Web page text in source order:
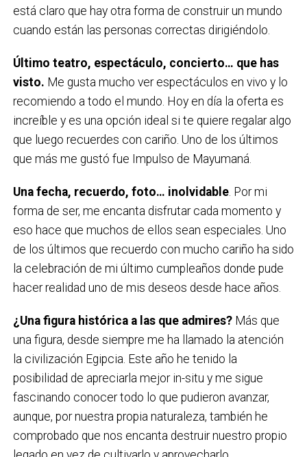
está claro que hay otra forma de construir un mundo
cuando están las personas correctas dirigiéndolo.
Último teatro, espectáculo, concierto… que has
visto. Me gusta mucho ver espectáculos en vivo y lo
recomiendo a todo el mundo. Hoy en día la oferta es
increíble y es una opción ideal si te quiere regalar algo
que luego recuerdes con cariño. Uno de los últimos
que más me gustó fue Impulso de Mayumaná.
Una fecha, recuerdo, foto… inolvidable. Por mi
forma de ser, me encanta disfrutar cada momento y
eso hace que muchos de ellos sean especiales. Uno
de los últimos que recuerdo con mucho cariño ha sido
la celebración de mi último cumpleaños donde pude
hacer realidad uno de mis deseos desde hace años.
¿Una figura histórica a las que admires? Más que
una figura, desde siempre me ha llamado la atención
la civilización Egipcia. Este año he tenido la
posibilidad de apreciarla mejor in-situ y me sigue
fascinando conocer todo lo que pudieron avanzar,
aunque, por nuestra propia naturaleza, también he
comprobado que nos encanta destruir nuestro propio